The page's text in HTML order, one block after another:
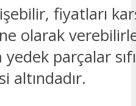
fiyatları
olarak
parçalar
altındadır.